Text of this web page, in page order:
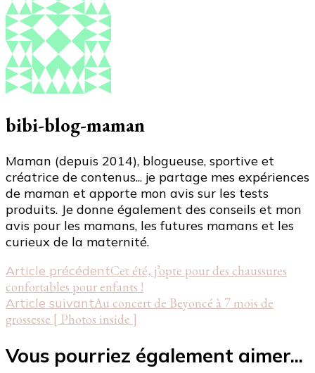
bibi-blog-maman
Maman (depuis 2014), blogueuse, sportive et
créatrice de contenus... je partage mes expériences
de maman et apporte mon avis sur les tests
produits. Je donne également des conseils et mon
avis pour les mamans, les futures mamans et les
curieux de la maternité.
Navigation
d'article
Article précédentCet été, j’opte pour des chaussures
confortables pour enfants !
Article suivantAu concert de Beyoncé à 7 mois de
grossesse [ Photos inside ]
Vous pourriez également aimer...